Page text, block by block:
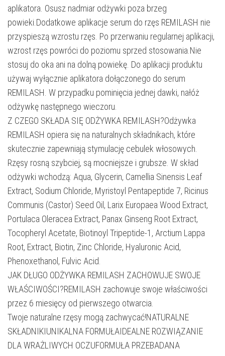
aplikatora. Osusz nadmiar odżywki poza brzeg
powieki.Dodatkowe aplikacje serum do rzęs REMILASH nie
przyspieszą wzrostu rzęs. Po przerwaniu regularnej aplikacji,
wzrost rzęs powróci do poziomu sprzed stosowania.Nie
stosuj do oka ani na dolną powiekę. Do aplikacji produktu
używaj wyłącznie aplikatora dołączonego do serum
REMILASH. W przypadku pominięcia jednej dawki, nałóż
odżywkę następnego wieczoru.
Z CZEGO SKŁADA SIĘ ODŻYWKA REMILASH?Odżywka
REMILASH opiera się na naturalnych składnikach, które
skutecznie zapewniają stymulację cebulek włosowych.
Rzęsy rosną szybciej, są mocniejsze i grubsze. W skład
odżywki wchodzą: Aqua, Glycerin, Camellia Sinensis Leaf
Extract, Sodium Chloride, Myristoyl Pentapeptide 7, Ricinus
Communis (Castor) Seed Oil, Larix Europaea Wood Extract,
Portulaca Oleracea Extract, Panax Ginseng Root Extract,
Tocopheryl Acetate, Biotinoyl Tripeptide-1, Arctium Lappa
Root, Extract, Biotin, Zinc Chloride, Hyaluronic Acid,
Phenoxethanol, Fulvic Acid.
JAK DŁUGO ODŻYWKA REMILASH ZACHOWUJE SWOJE
WŁAŚCIWOŚCI?REMILASH zachowuje swoje właściwości
przez 6 miesięcy od pierwszego otwarcia.
Twoje naturalne rzęsy mogą zachwycać!NATURALNE
SKŁADNIKIUNIKALNA FORMUŁAIDEALNE ROZWIĄZANIE
DLA WRAŻLIWYCH OCZUFORMUŁA PRZEBADANA